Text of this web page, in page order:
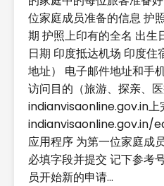
位家庭成员准备的信息 护
期 护照上印有的全名 出生
日期 印度抵达机场 印度
地址） 电子邮件地址和手
访问目的（旅游、探亲、
indianvisaonline.gov.in上
indianvisaonline.gov.in/
应用程序 为第一位家庭成
必填字段并提交 记下参考
员开始新的申请…